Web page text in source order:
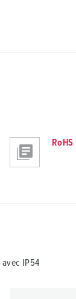
RoHS
avec IP54